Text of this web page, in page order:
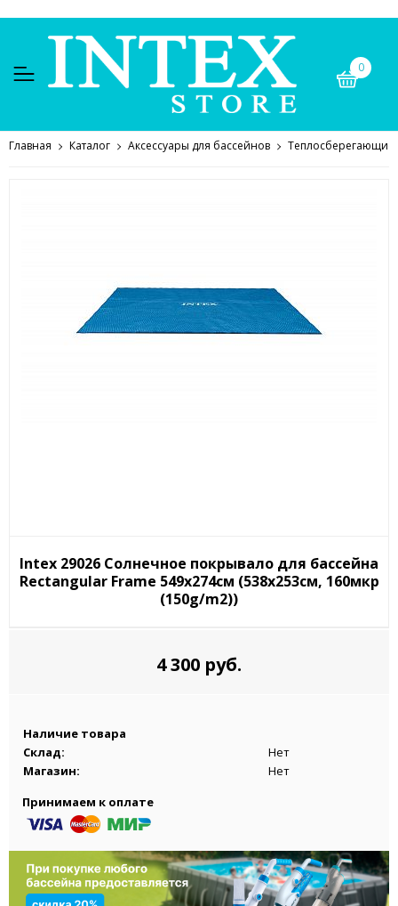
0
Главная Каталог Аксессуары для бассейнов Теплосберегающие
Intex 29026 Солнечное покрывало для бассейна
Rectangular Frame 549x274см (538x253см, 160мкр
(150g/m2))
4 300 руб.
Наличие товара
Склад:
Нет
Магазин:
Нет
Принимаем к оплате